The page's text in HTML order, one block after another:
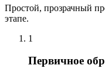
Простой, прозрачный
этапе.
1
Первичное